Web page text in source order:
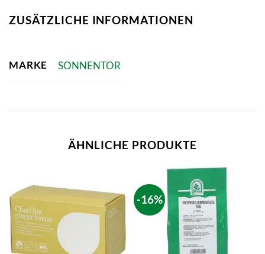
ZUSÄTZLICHE INFORMATIONEN
MARKE SONNENTOR
ÄHNLICHE PRODUKTE
-16%